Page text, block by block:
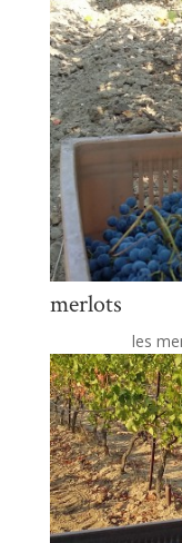
merlots
les